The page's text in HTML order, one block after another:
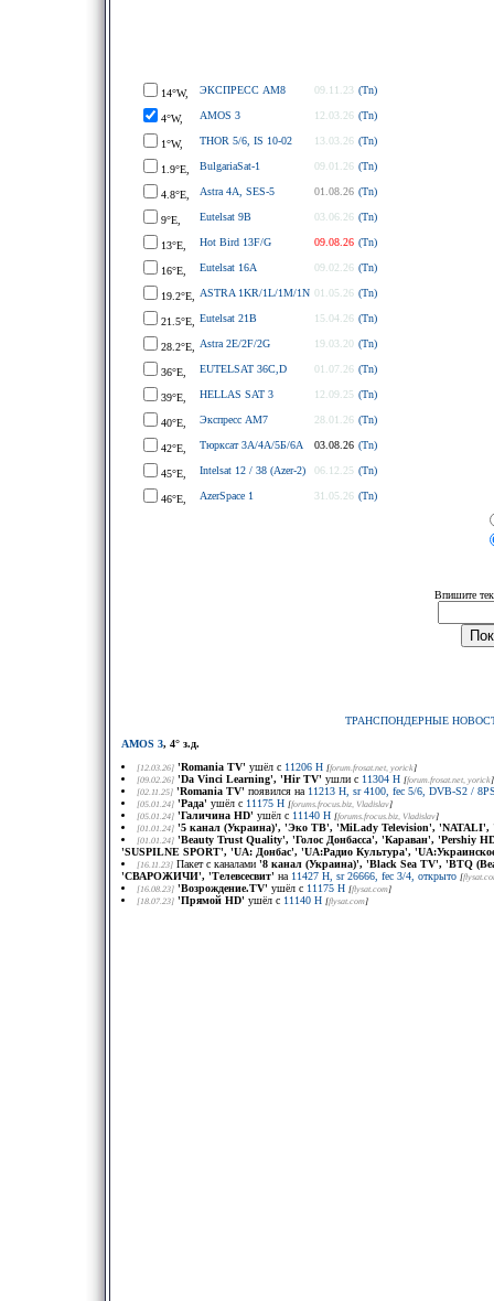
14°W, ЭКСПРЕСС АМ8 09.11.23 (Tn)
4°W, AMOS 3 12.03.26 (Tn)
1°W, THOR 5/6, IS 10-02 13.03.26 (Tn)
1.9°E, BulgariaSat-1 09.01.26 (Tn)
4.8°E, Astra 4A, SES-5 01.08.26 (Tn)
9°E, Eutelsat 9B 03.06.26 (Tn)
13°E, Hot Bird 13F/G 09.08.26 (Tn)
16°E, Eutelsat 16A 09.02.26 (Tn)
19.2°E, ASTRA 1KR/1L/1M/1N 01.05.26 (Tn)
21.5°E, Eutelsat 21B 15.04.26 (Tn)
28.2°E, Astra 2E/2F/2G 19.03.20 (Tn)
36°E, EUTELSAT 36C,D 01.07.26 (Tn)
39°E, HELLAS SAT 3 12.09.25 (Tn)
40°E, Экспресс АМ7 28.01.26 (Tn)
42°E, Тюрксат 3A/4A/5Б/6A 03.08.26 (Tn)
45°E, Intelsat 12 / 38 (Azer-2) 06.12.25 (Tn)
46°E, AzerSpace 1 31.05.26 (Tn)
Впишите
ТРАНСПОНДЕРНЫЕ
AMOS 3, 4° з.д.
[12.03.26] 'Romania TV' ушёл с 11206 H [forum.frosat.net, yorick]
[09.02.26] 'Da Vinci Learning', 'Hir TV' ушли с 11304 H [forum.frosat.net, yorick]
[02.11.25] 'Romania TV' появился на 11213 H, sr 4100, fec 5/6, DVB-S2 /
[05.01.24] 'Рада' ушёл с 11175 H [forums.frocus.biz, Vladislav]
[05.01.24] 'Галичина HD' ушёл с 11140 H [forums.frocus.biz, Vladislav]
[01.01.24] '5 канал (Украина)', 'Эко ТВ', 'MiLady Television',
[01.01.24] 'Beauty Trust Quality', 'Голос Донбасса', 'Караван', 'Pershiy
'SUSPILNE SPORT', 'UA: Донбас', 'UA:Радио Культура',
[16.11.23] Пакет с каналами '8 канал (Украина)', 'Black Sea TV', 'BTQ
'СВАРОЖИЧИ', 'Телевсесвит' на 11427 H, sr 26666, fec 3/4, открыто [
[16.08.23] 'Возрождение.TV' ушёл с 11175 H [flysat.com]
[18.07.23] 'Прямой HD' ушёл с 11140 H [flysat.com]